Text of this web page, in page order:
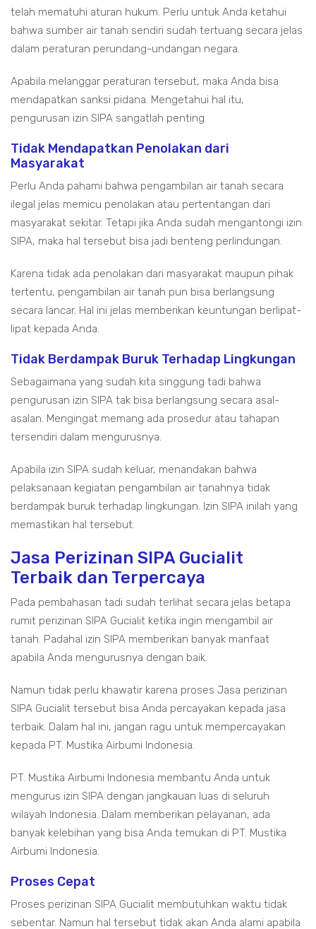
telah mematuhi aturan hukum. Perlu untuk Anda ketahui
bahwa sumber air tanah sendiri sudah tertuang secara jelas
dalam peraturan perundang-undangan negara.
Apabila melanggar peraturan tersebut, maka Anda bisa
mendapatkan sanksi pidana. Mengetahui hal itu,
pengurusan izin SIPA sangatlah penting.
Tidak Mendapatkan Penolakan dari
Masyarakat
Perlu Anda pahami bahwa pengambilan air tanah secara
ilegal jelas memicu penolakan atau pertentangan dari
masyarakat sekitar. Tetapi jika Anda sudah mengantongi izin
SIPA, maka hal tersebut bisa jadi benteng perlindungan.
Karena tidak ada penolakan dari masyarakat maupun pihak
tertentu, pengambilan air tanah pun bisa berlangsung
secara lancar. Hal ini jelas memberikan keuntungan berlipat-
lipat kepada Anda.
Tidak Berdampak Buruk Terhadap Lingkungan
Sebagaimana yang sudah kita singgung tadi bahwa
pengurusan izin SIPA tak bisa berlangsung secara asal-
asalan. Mengingat memang ada prosedur atau tahapan
tersendiri dalam mengurusnya.
Apabila izin SIPA sudah keluar, menandakan bahwa
pelaksanaan kegiatan pengambilan air tanahnya tidak
berdampak buruk terhadap lingkungan. Izin SIPA inilah yang
memastikan hal tersebut.
Jasa Perizinan SIPA Gucialit
Terbaik dan Terpercaya
Pada pembahasan tadi sudah terlihat secara jelas betapa
rumit perizinan SIPA Gucialit ketika ingin mengambil air
tanah. Padahal izin SIPA memberikan banyak manfaat
apabila Anda mengurusnya dengan baik.
Namun tidak perlu khawatir karena proses Jasa perizinan
SIPA Gucialit tersebut bisa Anda percayakan kepada jasa
terbaik. Dalam hal ini, jangan ragu untuk mempercayakan
kepada PT. Mustika Airbumi Indonesia.
PT. Mustika Airbumi Indonesia membantu Anda untuk
mengurus izin SIPA dengan jangkauan luas di seluruh
wilayah Indonesia. Dalam memberikan pelayanan, ada
banyak kelebihan yang bisa Anda temukan di PT. Mustika
Airbumi Indonesia.
Proses Cepat
Proses perizinan SIPA Gucialit membutuhkan waktu tidak
sebentar. Namun hal tersebut tidak akan Anda alami apabila